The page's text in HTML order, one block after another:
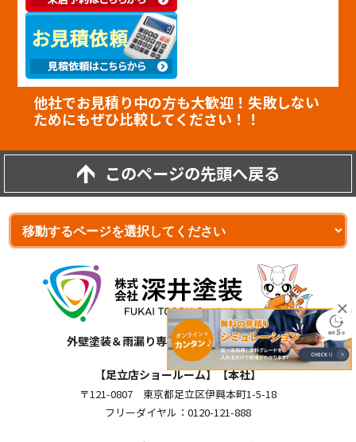
他社でお見積り中の方も大歓迎！失敗しない
ためにもぜひ比較してください！！
このページの先頭へ戻る
外壁塗装＆雨漏り専門店 株式会社深井塗装
【足立店ショールーム】【本社】
〒121-0807 東京都足立区伊興本町1-5-18
フリーダイヤル：0120-121-888